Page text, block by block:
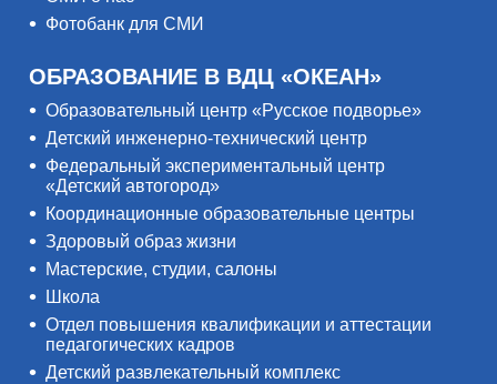
Фотобанк для СМИ
ОБРАЗОВАНИЕ В ВДЦ «ОКЕАН»
Образовательный центр «Русское подворье»
Детский инженерно-технический центр
Федеральный экспериментальный центр
«Детский автогород»
Координационные образовательные центры
Здоровый образ жизни
Мастерские, студии, салоны
Школа
Отдел повышения квалификации и аттестации
педагогических кадров
Детский развлекательный комплекс